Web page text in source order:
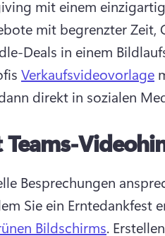
mit begrenzter Zeit,
Verkaufsvideovorlage
direkt in sozialen
Besprechungen
Sie ein Erntedankfest
Bildschirms.